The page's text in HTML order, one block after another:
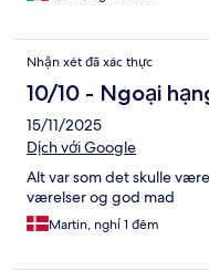
Nhận xét đã xác thực
10/10 - Ngoại
15/11/2025
Dịch với Google
Alt var som det skulle
værelser og god mad
Martin, nghỉ 1 đêm